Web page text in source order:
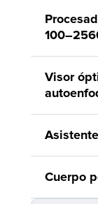
Visor
Cuerpo